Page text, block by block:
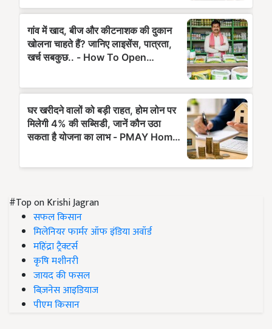
#Top on Krishi Jagran
सफल किसान
मिलेनियर फार्मर ऑफ इंडिया अवॉर्ड
महिंद्रा ट्रैक्टर्स
कृषि मशीनरी
जायद की फसल
बिज़नेस आइडियाज
पीएम किसान